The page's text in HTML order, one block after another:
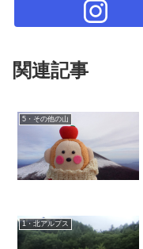
関連記事
5・その他の山
1・北アルプス